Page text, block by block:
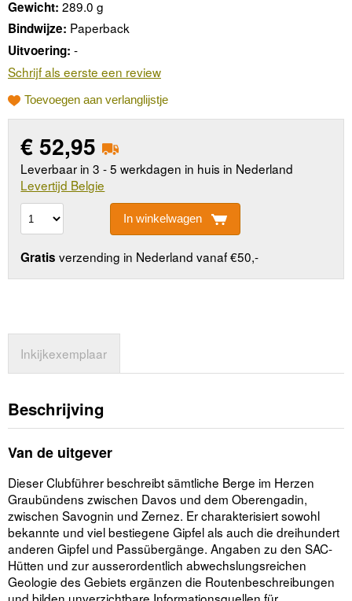
Gewicht: 289.0 g
Bindwijze: Paperback
Uitvoering: -
Schrijf als eerste een review
Toevoegen aan verlanglijstje
€52,95
Leverbaar in 3 - 5 werkdagen in huis in Nederland
Levertijd Belgie
In winkelwagen
Gratis verzending in Nederland vanaf €50,-
Inkijkexemplaar
Beschrijving
Van de uitgever
Dieser Clubführer beschreibt sämtliche Berge im Herzen
Graubündens zwischen Davos und dem Oberengadin,
zwischen Savognin und Zernez. Er charakterisiert sowohl
bekannte und viel bestiegene Gipfel als auch die dreihundert
anderen Gipfel und Passübergänge. Angaben zu den SAC-
Hütten und zur ausserordentlich abwechslungsreichen
Geologie des Gebiets ergänzen die Routenbeschreibungen